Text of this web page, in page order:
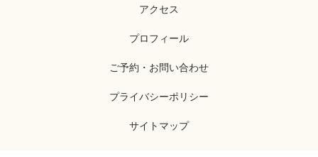
アクセス
プロフィール
ご予約・お問い合わせ
プライバシーポリシー
サイトマップ